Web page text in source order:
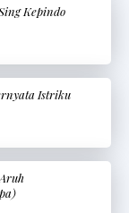
Kepindo
Istriku